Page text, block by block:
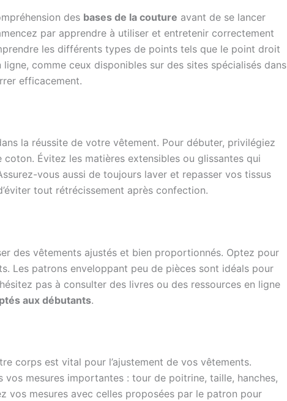
des bases de la couture avant de se lancer
par apprendre à utiliser et entretenir correctement
les différents types de points tels que le point droit
comme ceux disponibles sur des sites spécialisés dans
efficacement.
la réussite de votre vêtement. Pour débuter, privilégiez
Évitez les matières extensibles ou glissantes qui
vous aussi de toujours laver et repasser vos tissus
tout rétrécissement après confection.
des vêtements ajustés et bien proportionnés. Optez pour
Les patrons enveloppant peu de pièces sont idéals pour
pas à consulter des livres ou des ressources en ligne
aux débutants.
corps est vital pour l’ajustement de vos vêtements.
mesures importantes : tour de poitrine, taille, hanches,
vos mesures avec celles proposées par le patron pour